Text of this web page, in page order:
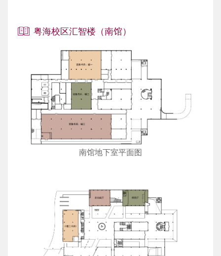
粤海校区汇智楼（南馆）
南馆地下室平面图